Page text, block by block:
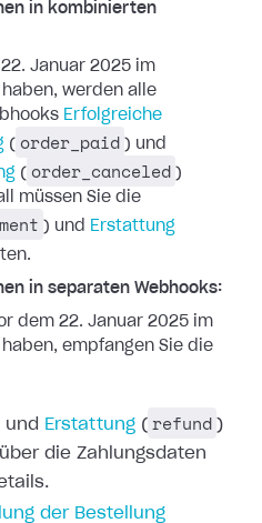
in kombinierten
Januar 2025 im
werden alle
Erfolgreiche
( order_paid ) und
( order_canceled )
müssen Sie die
) und Erstattung
in separaten Webhooks:
dem 22. Januar 2025 im
empfangen Sie die
und Erstattung ( refund )
über die Zahlungsdaten
der Bestellung